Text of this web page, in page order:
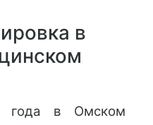
в
в Омском